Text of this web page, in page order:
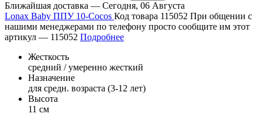
Ближайшая доставка — Сегодня, 06 Августа
Lonax Baby ППУ 10-Cocos Код товара 115052 При общении с
нашими менеджерами по телефону просто сообщите им этот
артикул — 115052 Подробнее
Жесткость
средний / умеренно жесткий
Назначение
для средн. возраста (3-12 лет)
Высота
11 см